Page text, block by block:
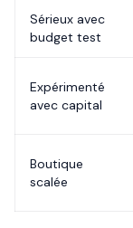
Sérieux avec
budget test
Expérimenté
avec capital
Boutique
scalée